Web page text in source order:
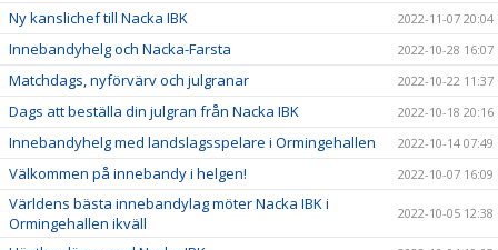
Ny kanslichef till Nacka IBK 2022-11-07 20:04
Innebandyhelg och Nacka-Farsta 2022-10-28 16:07
Matchdags, nyförvärv och julgranar 2022-10-22 11:37
Dags att beställa din julgran från Nacka IBK 2022-10-18 20:16
Innebandyhelg med landslagsspelare i Ormingehallen 2022-10-14 07:49
Välkommen på innebandy i helgen! 2022-10-07 16:09
Världens bästa innebandylag möter Nacka IBK i
Ormingehallen ikväll
2022-10-05 12:38